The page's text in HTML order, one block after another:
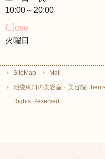
10:00～20:00
Close
火曜日
SiteMap
Mail
池袋東口の美容室・美容院
Rights Reserved.